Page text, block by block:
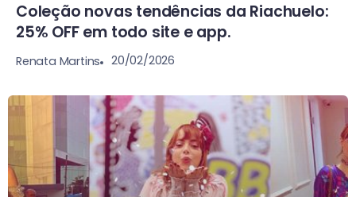
Coleção novas tendências da Riachuelo:
25% OFF em todo site e app.
Renata Martins 20/02/2026